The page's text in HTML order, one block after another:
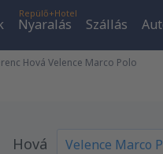
Repülő+Hotel
Nyaralás Szállás
Hová Velence Marco Polo
Hová